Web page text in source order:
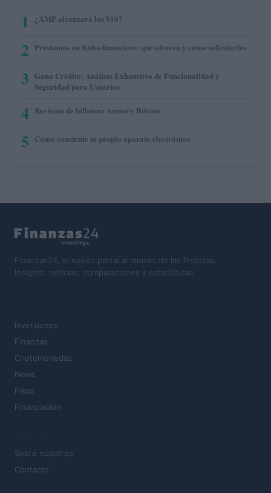
1 ¿AMP alcanzará los $10?
2 Préstamos en Kubo.financiero: qué ofrecen y cómo solicitarlos
3 Gana Crédito: Análisis Exhaustivo de Funcionalidad y
Seguridad para Usuarios
4 Revisión de billetera Armory Bitcoin
5 Cómo construir tu propio aparato electrónico
Finanzas24, el nuevo portal al mundo de las finanzas.
Insights, noticias, comparaciones y estadísticas.
Inversiones
Finanzas
Criptomonedas
News
Fisco
Financiación
Sobre nosotros
Contacto